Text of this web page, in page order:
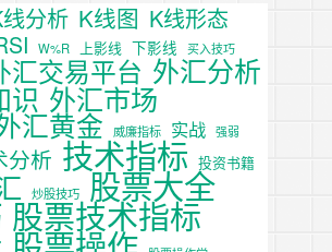
分析 K线图 K线形态
W%R 上影线 下影线 买入技巧
汇交易平台 外汇分析
识 外汇市场
汇黄金 威廉指标 实战 强弱
分析 技术指标 投资书籍
炒股技巧 股票大全
股票技术指标